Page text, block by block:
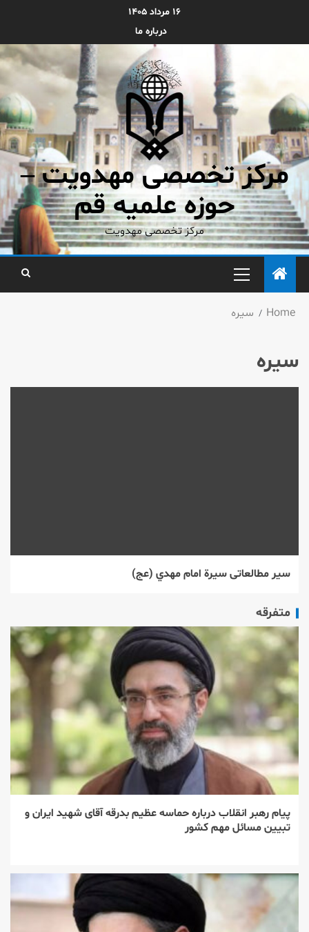
۱۶ مرداد ۱۴۰۵
درباره ما
مرکز تخصصی مهدویت –
حوزه علمیه قم
مرکز تخصصی مهدویت
Home سیره
سیره
سیر مطالعاتی سيرة امام مهدي (عج)‌
متفرقه
پیام رهبر انقلاب درباره حماسه عظیم بدرقه آقای شهید ایران و
تبیین مسائل مهم کشور